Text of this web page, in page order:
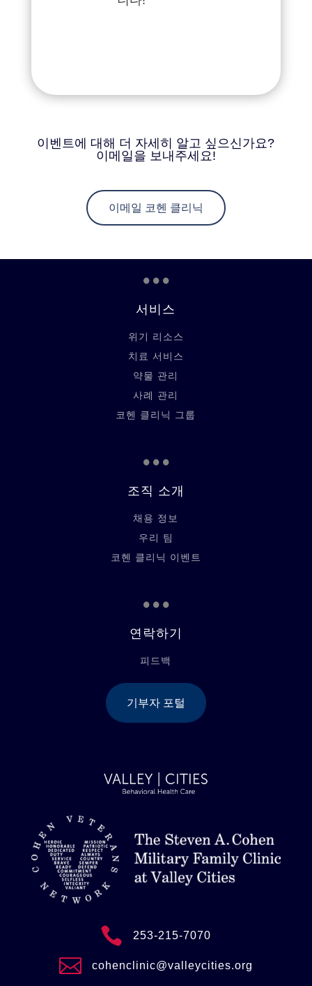
이벤트에 대해 더 자세히 알고 싶으신가요?
이메일을 보내주세요!
이메일 코헨 클리닉
...
서비스
위기 리소스
치료 서비스
약물 관리
사례 관리
코헨 클리닉 그룹
...
조직 소개
채용 정보
우리 팀
코헨 클리닉 이벤트
...
연락하기
피드백
기부자 포털
 253-215-7070
 cohenclinic@valleycities.org